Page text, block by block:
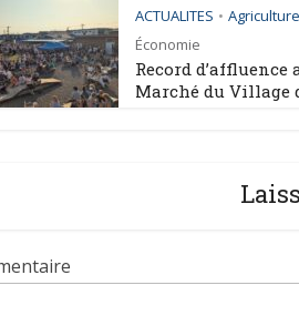
ACTUALITES • Agriculture
Économie
Record d’affluence
Marché du Village